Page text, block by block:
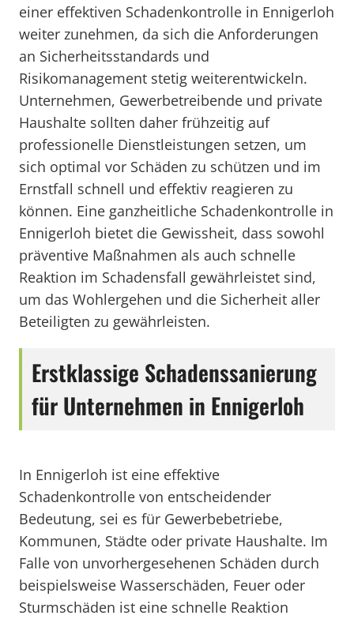
einer effektiven Schadenkontrolle in Ennigerloh
weiter zunehmen, da sich die Anforderungen
an Sicherheitsstandards und
Risikomanagement stetig weiterentwickeln.
Unternehmen, Gewerbetreibende und private
Haushalte sollten daher frühzeitig auf
professionelle Dienstleistungen setzen, um
sich optimal vor Schäden zu schützen und im
Ernstfall schnell und effektiv reagieren zu
können. Eine ganzheitliche Schadenkontrolle in
Ennigerloh bietet die Gewissheit, dass sowohl
präventive Maßnahmen als auch schnelle
Reaktion im Schadensfall gewährleistet sind,
um das Wohlergehen und die Sicherheit aller
Beteiligten zu gewährleisten.
Erstklassige Schadenssanierung
für Unternehmen in Ennigerloh
In Ennigerloh ist eine effektive
Schadenkontrolle von entscheidender
Bedeutung, sei es für Gewerbebetriebe,
Kommunen, Städte oder private Haushalte. Im
Falle von unvorhergesehenen Schäden durch
beispielsweise Wasserschäden, Feuer oder
Sturmschäden ist eine schnelle Reaktion